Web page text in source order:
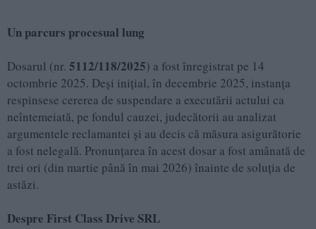
Un parcurs procesual lung
Dosarul (nr. 5112/118/2025) a fost înregistrat pe 14
octombrie 2025. Deși inițial, în decembrie 2025, instanța
respinsese cererea de suspendare a executării actului ca
neîntemeiată, pe fondul cauzei, judecătorii au analizat
argumentele reclamantei și au decis că măsura asigurătorie
a fost nelegală. Pronunțarea în acest dosar a fost amânată de
trei ori (din martie până în mai 2026) înainte de soluția de
astăzi.
Despre First Class Drive SRL